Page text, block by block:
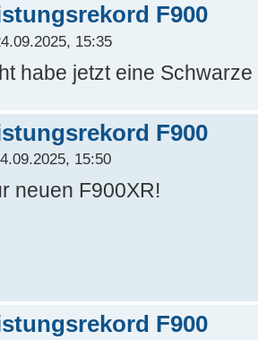
F900
15:35
habe jetzt eine
F900
15:50
neuen F900XR!
F900